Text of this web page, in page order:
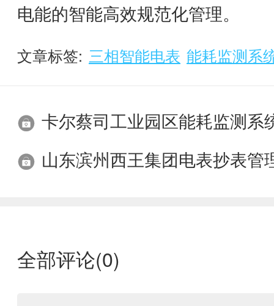
电能的智能高效规范化管理。
文章标签: 三相智能电表 能耗监测系
卡尔蔡司工业园区能耗监测系
山东滨州西王集团电表抄表管
全部评论(0)